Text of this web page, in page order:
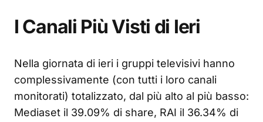
I Canali Più Visti di Ieri
Nella giornata di ieri i gruppi televisivi hanno
complessivamente (con tutti i loro canali
monitorati) totalizzato, dal più alto al più basso:
Mediaset il 39.09% di share, RAI il 36.34% di